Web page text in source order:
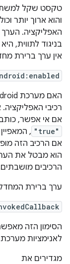
טקסט שקל
והוא ארוך יותר
האפליקציה.
בניגוד לתווית,
אין ערך ברירת
רכיבי
אם אי אפשר,
"true" , המאפיין
אם הרכיב הזה
הוא מבטל את
הרכיבים
ערך ברירת
הסימון הזה
לאנימציות
מגדירים את